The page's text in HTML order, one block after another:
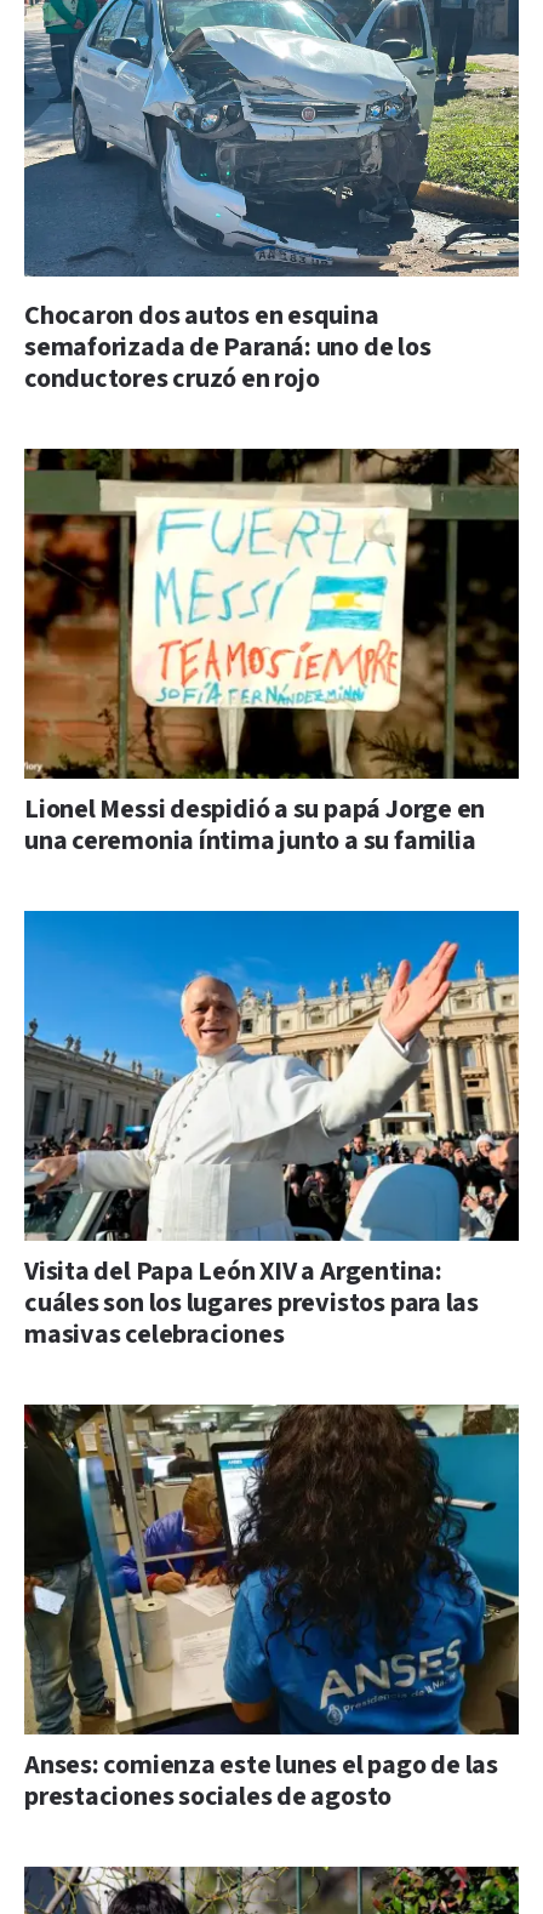
Chocaron dos autos en esquina
semaforizada de Paraná: uno de los
conductores cruzó en rojo
Lionel Messi despidió a su papá Jorge en
una ceremonia íntima junto a su familia
Visita del Papa León XIV a Argentina:
cuáles son los lugares previstos para las
masivas celebraciones
Anses: comienza este lunes el pago de las
prestaciones sociales de agosto